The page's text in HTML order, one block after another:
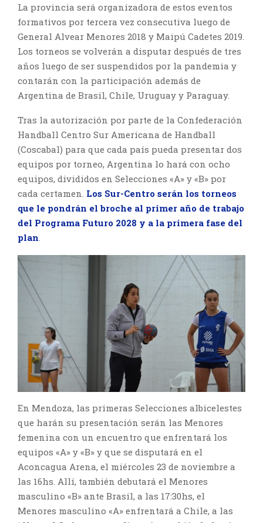
La provincia será organizadora de estos eventos
formativos por tercera vez consecutiva luego de
General Alvear Menores 2018 y Maipú Cadetes 2019.
Los torneos se volverán a disputar después de tres
años luego de ser suspendidos por la pandemia y
contarán con la participación además de
Argentina de Brasil, Chile, Uruguay y Paraguay.
Tras la autorización por parte de la Confederación
Handball Centro Sur Americana de Handball
(Coscabal) para que cada país pueda presentar dos
equipos por torneo, Argentina lo hará con ocho
equipos, divididos en Selecciones «A» y «B» por
cada certamen. Los Sur-Centro serán los torneos
que le pondrán el broche al primer año de trabajo
del Programa Futuro 2028 y a la primera fase del
plan
En Mendoza, las primeras Selecciones albicelestes
que harán su presentación serán las Menores
femenina con un encuentro que enfrentará los
equipos «A» y «B» y que se disputará en el
Aconcagua Arena, el miércoles 23 de noviembre a
las 16hs. Allí, también debutará el Menores
masculino «B» ante Brasil, a las 17:30hs, el
Menores masculino «A» enfrentará a Chile, a las